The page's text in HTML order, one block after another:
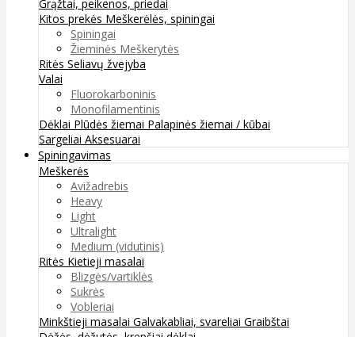
Grąžtai, peikenos, priedai
Kitos prekės Meškerėlės, spiningai
Spiningai
Žieminės Meškerytės
Ritės Seliavų žvejyba
Valai
Fluorokarboninis
Monofilamentinis
Dėklai Plūdės žiemai Palapinės žiemai / kūbai
Sargeliai Aksesuarai
Spiningavimas
Meškerės
Avižadrebis
Heavy
Light
Ultralight
Medium (vidutinis)
Ritės Kietieji masalai
Blizgės/vartiklės
Sukrės
Vobleriai
Minkštieji masalai Galvakabliai, svareliai Graibštai